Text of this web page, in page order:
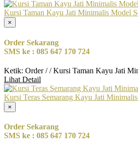
Kursi Taman Kayu Jati Minimalis Model
×
Order Sekarang
SMS ke : 085 647 170 724
Ketik: Order / / Kursi Taman Kayu Jati
Lihat Detail
Kursi Teras Semarang Kayu Jati
×
Order Sekarang
SMS ke : 085 647 170 724